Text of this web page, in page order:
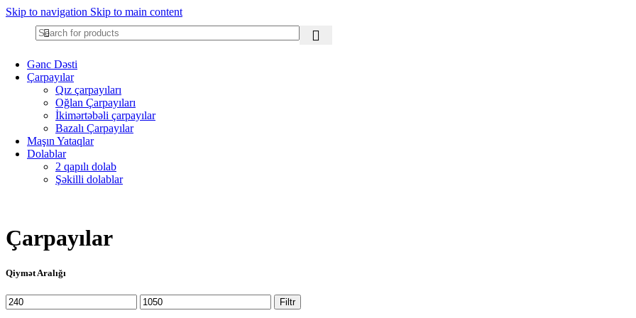
Skip to navigation Skip to main content
Gənc Dəsti
Çarpayılar
Qız çarpayıları
Oğlan Çarpayıları
İkimərtəbəli çarpayılar
Bazalı Çarpayılar
Maşın Yataqlar
Dolablar
2 qapılı dolab
Şəkilli dolablar
Çarpayılar
Qiymət Aralığı
Min
qiymət
Maksimum
qiymət
Filtr